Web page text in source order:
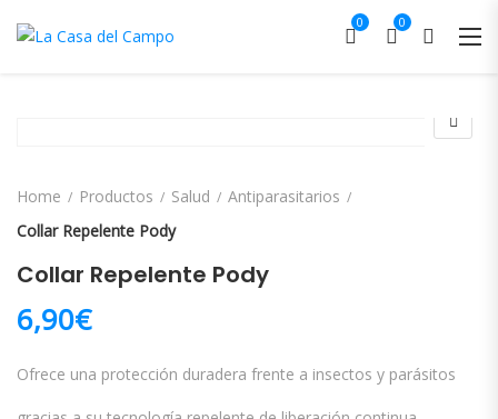
0 0
Home Productos Salud
Antiparasitarios
Collar Repelente Pody
Collar Repelente Pody
6,90€
Ofrece una protección duradera frente a insectos y parásitos